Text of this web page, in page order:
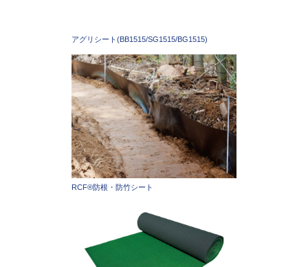
アグリシート(BB1515/SG1515/BG1515)
RCF®防根・防竹シート